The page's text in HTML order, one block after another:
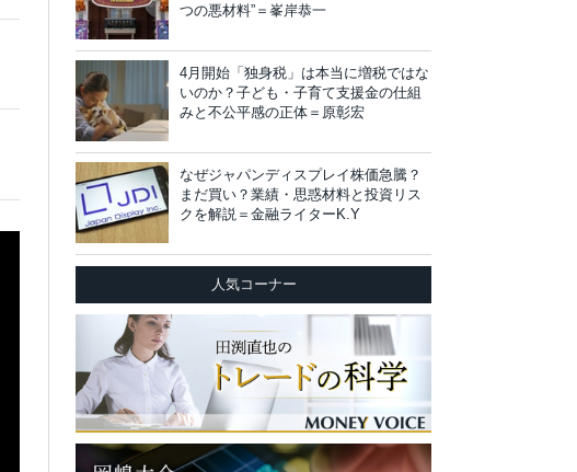
つの悪材料”＝峯岸恭一
4月開始「独身税」は本当に増税ではな
いのか？子ども・子育て支援金の仕組
みと不公平感の正体＝原彰宏
なぜジャパンディスプレイ株価急騰？
まだ買い？業績・思惑材料と投資リス
クを解説＝金融ライターK.Y
人気コーナー